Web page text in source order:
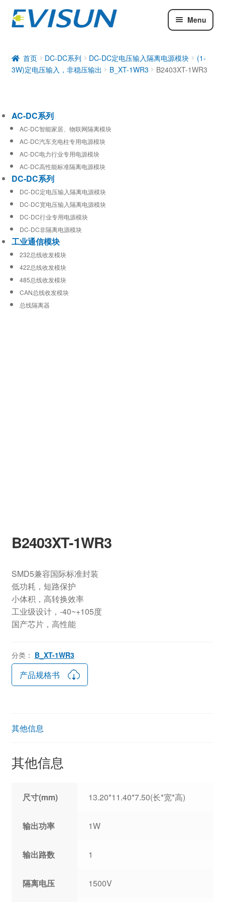
Menu
DC-DC系列
工业通信模块
首页 DC-DC系列 DC-DC定电压输入隔离电源模块
(1-
3W)定电压输入，非稳压输出
B_XT-1WR3 B2403XT-1WR3
B2403XT-1WR3
SMD5兼容国际标准封装
低功耗，短路保护
小体积，高转换效率
工业级设计，-40~+105度
国产芯片，高性能
分类： B_XT-1WR3
产品规格书
其他信息
其他信息
尺寸(mm) 13.20*11.40*7.50(长*宽*高)
输出功率 1W
输出路数 1
隔离电压 1500V
AC-DC系列
AC-DC智能家居、物联网隔离模块
AC-DC汽车充电柱专用电源模块
AC-DC电力行业专用电源模块
AC-DC高性能标准隔离电源模块
DC-DC系列
DC-DC定电压输入隔离电源模块
DC-DC宽电压输入隔离电源模块
DC-DC行业专用电源模块
DC-DC非隔离电源模块
工业通信模块
232总线收发模块
422总线收发模块
485总线收发模块
CAN总线收发模块
总线隔离器